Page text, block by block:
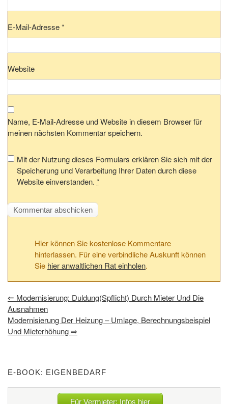
E-Mail-Adresse*
Website
Name, E-Mail-Adresse und Website in diesem Browser für
meinen nächsten Kommentar speichern.
Mit der Nutzung dieses Formulars erklären Sie sich mit der
Speicherung und Verarbeitung Ihrer Daten durch diese
Website einverstanden. *
Hier können Sie kostenlose Kommentare
hinterlassen. Für eine verbindliche Auskunft können
Sie hier anwaltlichen Rat einholen.
⇐ Modernisierung: Duldung(spflicht) Durch Mieter Und Die
Ausnahmen
Modernisierung Der Heizung – Umlage, Berechnungsbeispiel
Und Mieterhöhung⇒
E-BOOK: EIGENBEDARF
Für Vermieter: Infos hier